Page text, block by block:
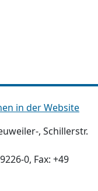
in der Website
, Schillerstr.
0, Fax: +49